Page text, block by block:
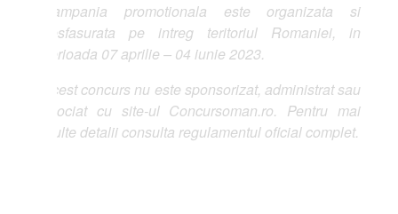
promotionala este organizata si
pe intreg teritoriul Romaniei, in
07 aprilie – 04 iunie 2023.
concurs nu este sponsorizat, administrat sau
cu site-ul Concursoman.ro. Pentru mai
detalii consulta regulamentul oficial complet.